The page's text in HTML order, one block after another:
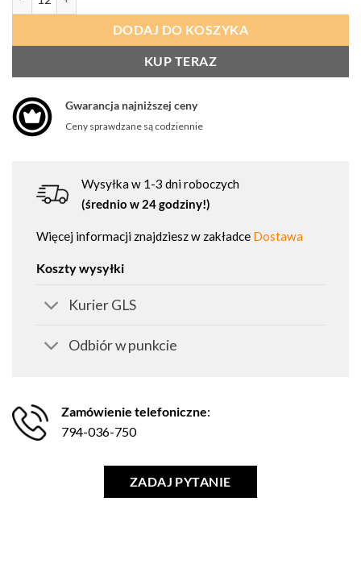
DODAJ DO KOSZYKA
KUP TERAZ
Gwarancja najniższej ceny
Ceny sprawdzane są codziennie
Wysyłka w 1-3 dni roboczych
(średnio w 24 godziny!)
Więcej informacji znajdziesz w zakładce Dostawa
Koszty wysyłki
Kurier GLS
Odbiór w punkcie
Zamówienie telefoniczne:
794-036-750
ZADAJ PYTANIE